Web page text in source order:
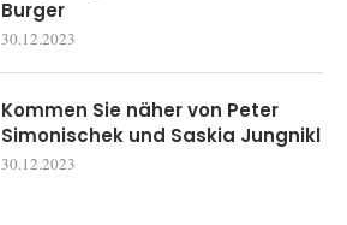
Burger
30.12.2023
Kommen Sie näher von Peter
Simonischek und Saskia Jungnikl
30.12.2023